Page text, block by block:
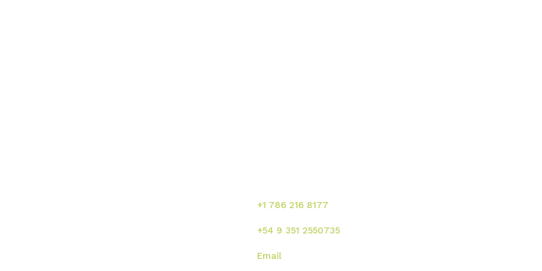
+1 786 216 8177
+54 9 351 2550735
Email